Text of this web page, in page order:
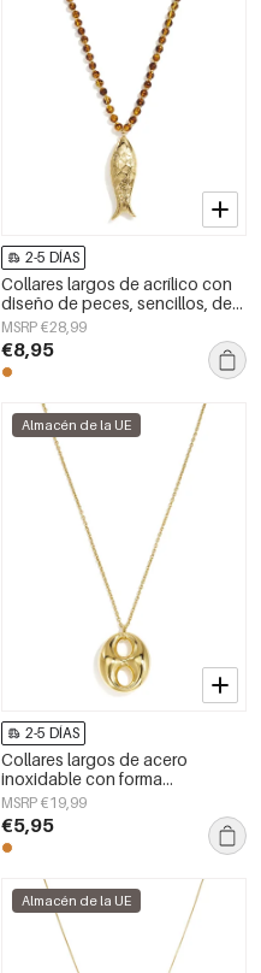
2-5 DÍAS
Collares largos de acrílico con
diseño de peces, sencillos, de
la serie Daily Simple, joyería para
mujer.
MSRP €28,99
€8,95
Almacén de la UE
2-5 DÍAS
Collares largos de acero
inoxidable con forma
geométrica, sencillos, de la
serie Daily Simple, joyería para
mujer.
MSRP €19,99
€5,95
Almacén de la UE